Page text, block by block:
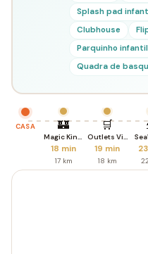
Splash pad
Clubhouse
Parquinho infantil
Quadra de
CASA 🏰
18 min
17 km
🛒
19 min
18 km